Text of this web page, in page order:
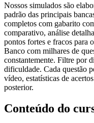
Nossos simulados são
padrão das principais
completos com gabarito
comparativo, análise
pontos fortes e fracos para
Banco com milhares de
constantemente. Filtre por
dificuldade. Cada questão
vídeo, estatísticas de
posterior.
Conteúdo do